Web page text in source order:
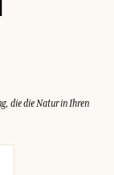
die die Natur in Ihren